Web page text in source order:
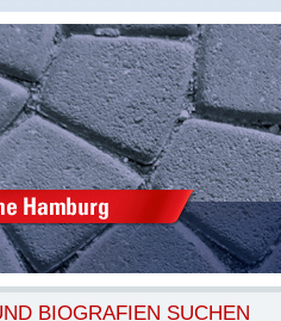
BIOGRAFIEN SUCHEN